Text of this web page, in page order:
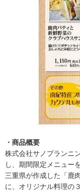
・商品概要
株式会社サノプランニ
し、期間限定メニュー
三重県が作成した「鹿
に、オリジナル料理の